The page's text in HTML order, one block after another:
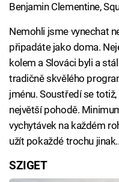
Benjamin Clementine,
Nemohli jsme vynechat
připadáte jako doma.
kolem a Slováci byli a
tradičně skvělého
jménu. Soustředí se
největší pohodě.
vychytávek na každém
užít pokaždé trochu
SZIGET